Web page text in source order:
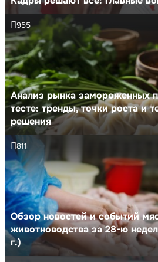
Анализ рынка замороженных
тесте: тренды, точки роста и
решения
955
Обзор новостей и событий
животноводства за 28-ю
г.)
811